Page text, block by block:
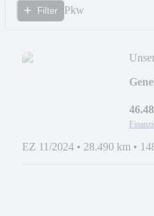
Filter Pkw
EZ 11/2024 • 28.490 km •